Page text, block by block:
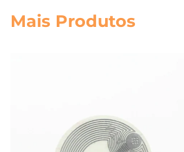
Mais Produtos